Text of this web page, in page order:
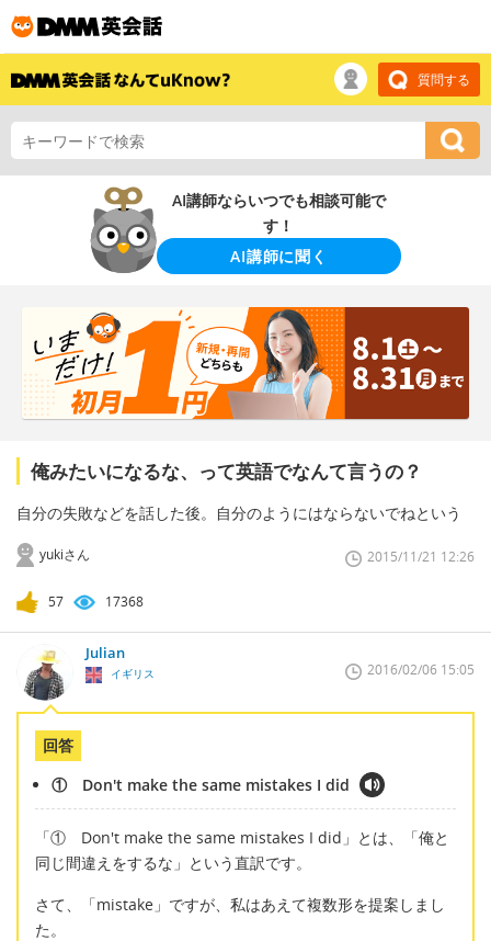
質問する
AI講師ならいつでも相談可能で
す！
AI講師に聞く
俺みたいになるな、って英語でなんて言うの？
自分の失敗などを話した後。自分のようにはならないでねという
yukiさん 2015/11/21 12:26
57 17368
Julian
イギリス 2016/02/06 15:05
回答
① Don't make the same mistakes I did
「① Don't make the same mistakes I did」とは、「俺と
同じ間違えをするな」という直訳です。
さて、「mistake」ですが、私はあえて複数形を提案しまし
た。